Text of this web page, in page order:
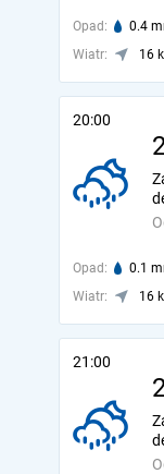
Opad: 0.4
Wiatr:
16
20:00
Opad: 0.1
Wiatr:
16
21:00